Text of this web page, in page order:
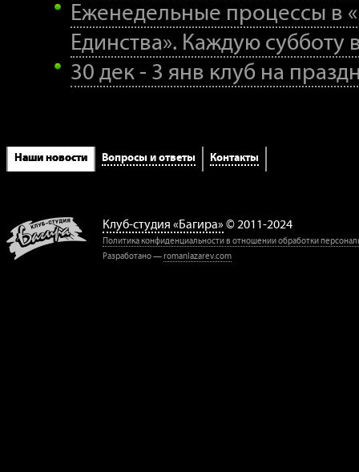
Еженедельные процессы в
Единства». Каждую субботу
30 дек - 3 янв клуб на
Наши новости Вопросы и ответы Контакты
Клуб-студия «Багира» © 2011-2024
Политика конфиденциальности в отношении обработки
Разработано —romanlazarev.com